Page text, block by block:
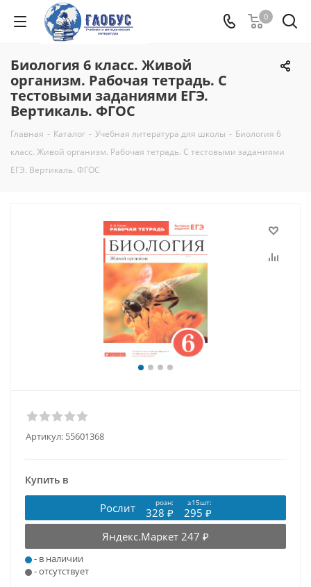
0
Биология 6 класс. Живой
организм. Рабочая тетрадь. С
тестовыми заданиями ЕГЭ.
Вертикаль. ФГОС
Главная - Каталог - Учебная литература для школы - Биология 6
класс. Живой организм. Рабочая тетрадь. С тестовыми заданиями
ЕГЭ. Вертикаль. ФГОС
Артикул: 55601368
Купить в
Рослит розн: ≥15шт:
328 ₽
295 ₽
Яндекс.Маркет 247 ₽
- в наличии
- отсутствует